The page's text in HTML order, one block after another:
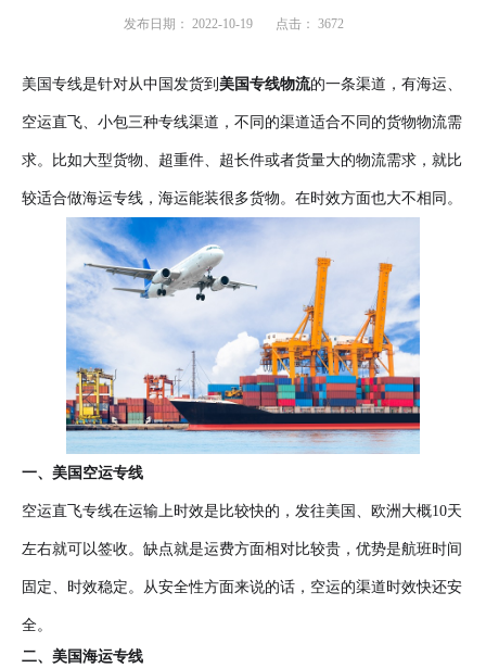
发布日期： 2022-10-19 点击： 3672
美国专线是针对从中国发货到 美国专线物流的一条渠道，有海运、
空运直飞、小包三种专线渠道，不同的渠道适合不同的货物物流需
求。比如大型货物、超重件、超长件或者货量大的物流需求，就比
较适合做海运专线，海运能装很多货物。在时效方面也大不相同。
一、美国空运专线
空运直飞专线在运输上时效是比较快的，发往美国、欧洲大概10天
左右就可以签收。缺点就是运费方面相对比较贵，优势是航班时间
固定、时效稳定。从安全性方面来说的话，空运的渠道时效快还安
全。
二、 美国海运专线